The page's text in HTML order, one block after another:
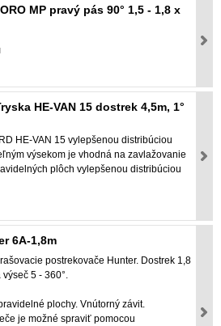
MP pravý pás 90° 1,5 - 1,8 x
HE-VAN 15 dostrek 4,5m, 1°
HE-VAN 15 vylepšenou distribúciou
výsekom je vhodná na zavlažovanie
plôch vylepšenou distribúciou
6A-1,8m
postrekovače Hunter. Dostrek 1,8
5 - 360°.
plochy. Vnútorný závit.
je možné spraviť pomocou